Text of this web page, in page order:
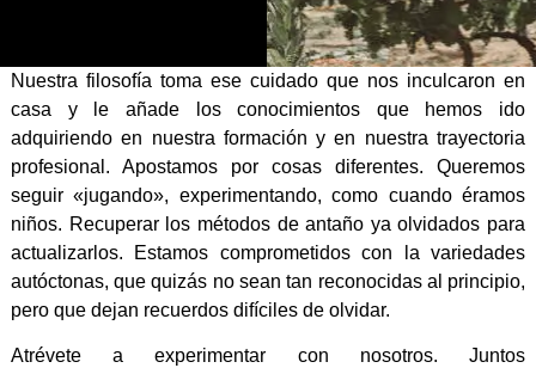
Nuestra filosofía toma ese cuidado que nos inculcaron en
casa y le añade los conocimientos que hemos ido
adquiriendo en nuestra formación y en nuestra trayectoria
profesional. Apostamos por cosas diferentes. Queremos
seguir «jugando», experimentando, como cuando éramos
niños. Recuperar los métodos de antaño ya olvidados para
actualizarlos. Estamos comprometidos con la variedades
autóctonas, que quizás no sean tan reconocidas al principio,
pero que dejan recuerdos difíciles de olvidar.
Atrévete a experimentar con nosotros. Juntos